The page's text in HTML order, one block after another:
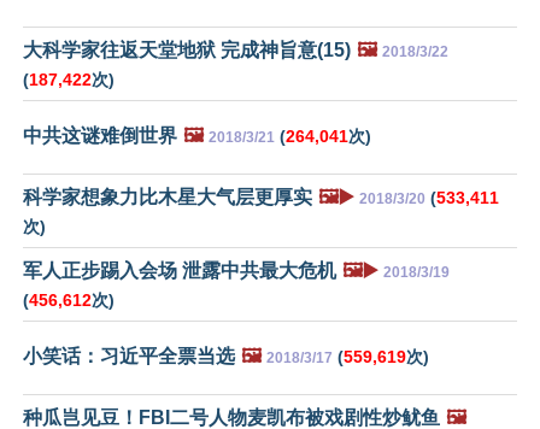
大科学家往返天堂地狱 完成神旨意(15) 🖼️ 2018/3/22
(187,422次)
中共这谜难倒世界 🖼️ 2018/3/21 (264,041次)
科学家想象力比木星大气层更厚实 🖼️▶️ 2018/3/20 (533,411
次)
军人正步踢入会场 泄露中共最大危机 🖼️▶️ 2018/3/19
(456,612次)
小笑话：习近平全票当选 🖼️ 2018/3/17 (559,619次)
种瓜岂见豆！FBI二号人物麦凯布被戏剧性炒鱿鱼 🖼️